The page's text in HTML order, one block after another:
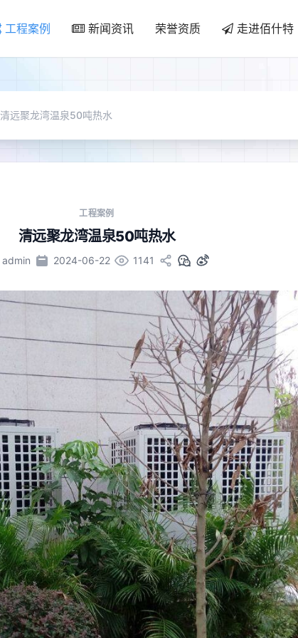
工程案例 新闻资讯 荣誉资质 走进佰什特
清远聚龙湾温泉50吨热水
工程案例
清远聚龙湾温泉50吨热水
admin 2024-06-22 1141